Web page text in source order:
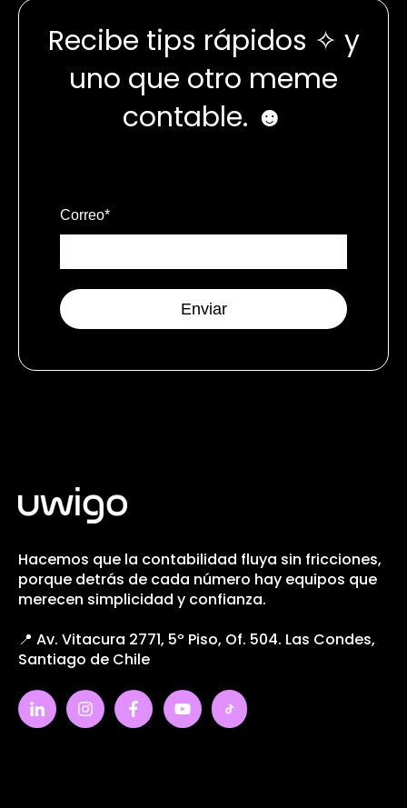
Recibe tips rápidos ✧ y
uno que otro meme
contable. ☻
Correo*
Hacemos que la contabilidad fluya sin fricciones,
porque detrás de cada número hay equipos que
merecen simplicidad y confianza.
📍 Av. Vitacura 2771, 5º Piso, Of. 504. Las Condes,
Santiago de Chile